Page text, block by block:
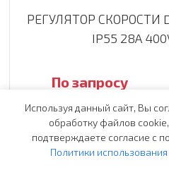
РЕГУЛЯТОР СКОРОСТИ
IP55 28A
По запросу
Используя данный сайт, Вы
обработку файлов
подтверждаете согласие с
Политики